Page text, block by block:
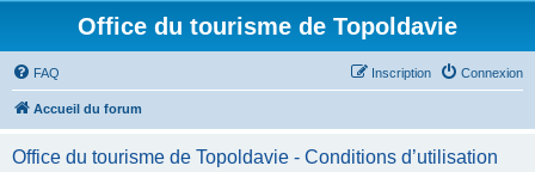
Office du tourisme de Topoldavie
FAQ Connexion
Inscription
Accueil du forum
Office du tourisme de Topoldavie - Conditions d’utilisation